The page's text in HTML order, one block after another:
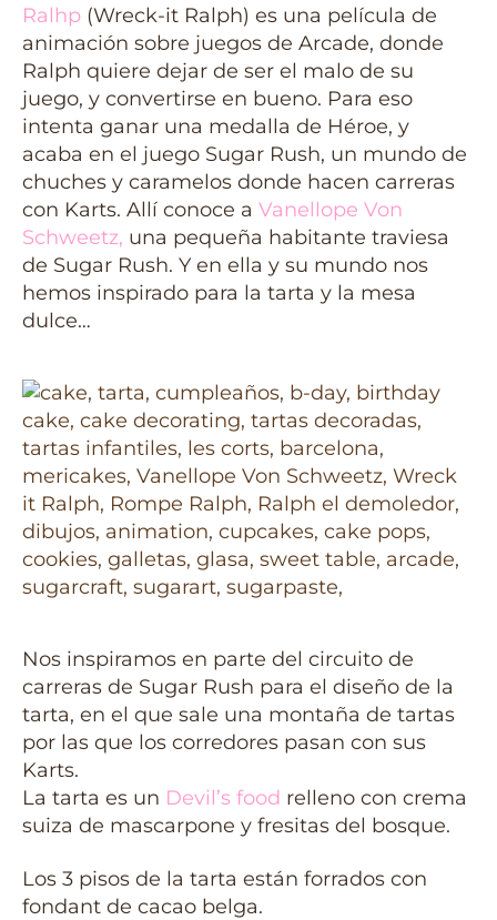
Ralhp (Wreck-it Ralph) es una película de
animación sobre juegos de Arcade, donde
Ralph quiere dejar de ser el malo de su
juego, y convertirse en bueno. Para eso
intenta ganar una medalla de Héroe, y
acaba en el juego Sugar Rush, un mundo de
chuches y caramelos donde hacen carreras
con Karts. Allí conoce a Vanellope Von
Schweetz, una pequeña habitante traviesa
de Sugar Rush. Y en ella y su mundo nos
hemos inspirado para la tarta y la mesa
dulce…
Nos inspiramos en parte del circuito de
carreras de Sugar Rush para el diseño de la
tarta, en el que sale una montaña de tartas
por las que los corredores pasan con sus
Karts.
La tarta es un Devil’s food relleno con crema
suiza de mascarpone y fresitas del bosque.
Los 3 pisos de la tarta están forrados con
fondant de cacao belga.